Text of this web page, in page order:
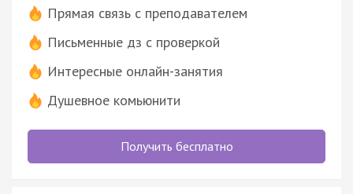
Прямая связь с преподавателем
Письменные дз с проверкой
Интересные онлайн-занятия
Душевное комьюнити
Получить бесплатно